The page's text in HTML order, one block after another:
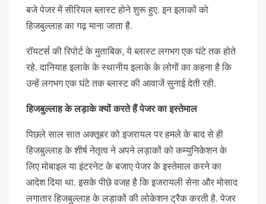
बजे पेजर में सीरियल ब्लास्ट होने शुरू हुए. इन इलाकों को
हिजबुल्लाह का गढ़ माना जाता है.
रॉयटर्स की रिपोर्ट के मुताबिक, ये ब्लास्ट लगभग एक घंटे तक होते
रहे. दानियाह इलाके के स्थानीय इलाके के लोगों का कहना है कि
उन्हें लगभग एक घंटे तक ब्लास्ट की आवाजें सुनाई देती रही.
हिजबुल्लाह के लड़ाके क्यों करते हैं पेजर का इस्तेमाल
पिछले साल सात अक्तूबर को इजरायल पर हमले के बाद से ही
हिजबुल्लाह के शीर्ष नेतृत्व ने अपने लड़ाकों को कम्युनिकेशन के
लिए मोबाइल या इंटरनेट के बजाए पेजर के इस्तेमाल करने का
आदेश दिया था. इसके पीछे वजह है कि इजरायली सेना और मोसाद
लगातार हिजबुल्लाह के लड़ाकों की लोकेशन ट्रैक करती है. पेजर